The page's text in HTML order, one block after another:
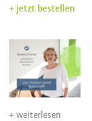
jetzt bestellen
weiterlesen